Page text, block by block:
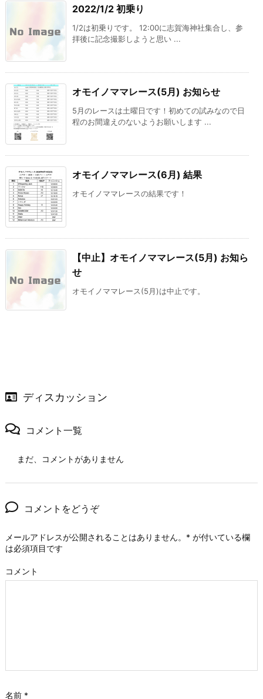
2022/1/2 初乗り
1/2は初乗りです。 12:00に志賀海神社集合し、参
拝後に記念撮影しようと思い ...
オモイノママレース(5月) お知らせ
5月のレースは土曜日です！初めての試みなので日
程のお間違えのないようお願いします ...
オモイノママレース(6月) 結果
オモイノママレースの結果です！
【中止】オモイノママレース(5月) お知ら
せ
オモイノママレース(5月)は中止です。
ディスカッション
コメント一覧
まだ、コメントがありません
コメントをどうぞ
メールアドレスが公開されることはありません。 * が付いている欄
は必須項目です
コメント
名前 *